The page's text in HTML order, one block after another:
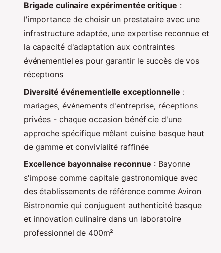
Brigade culinaire expérimentée critique :
l'importance de choisir un prestataire avec une
infrastructure adaptée, une expertise reconnue et
la capacité d'adaptation aux contraintes
événementielles pour garantir le succès de vos
réceptions
Diversité événementielle exceptionnelle :
mariages, événements d'entreprise, réceptions
privées - chaque occasion bénéficie d'une
approche spécifique mêlant cuisine basque haut
de gamme et convivialité raffinée
Excellence bayonnaise reconnue : Bayonne
s'impose comme capitale gastronomique avec
des établissements de référence comme Aviron
Bistronomie qui conjuguent authenticité basque
et innovation culinaire dans un laboratoire
professionnel de 400m²